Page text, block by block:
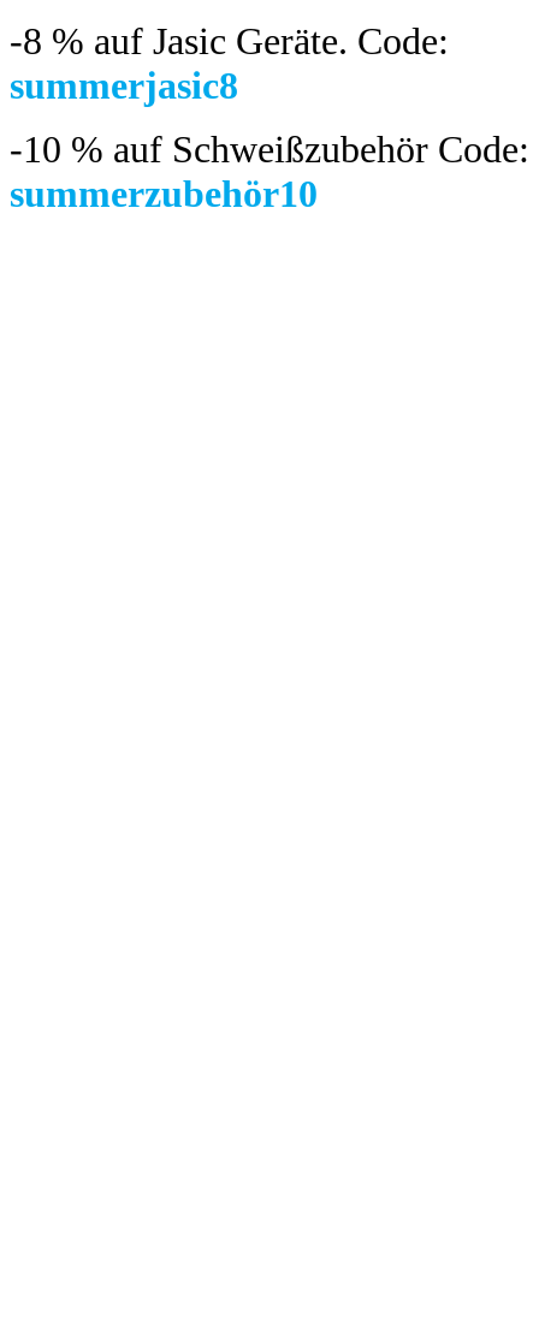
-8 % auf Jasic Geräte. Code:
summerjasic8
-10 % auf Schweißzubehör Code:
summerzubehör10